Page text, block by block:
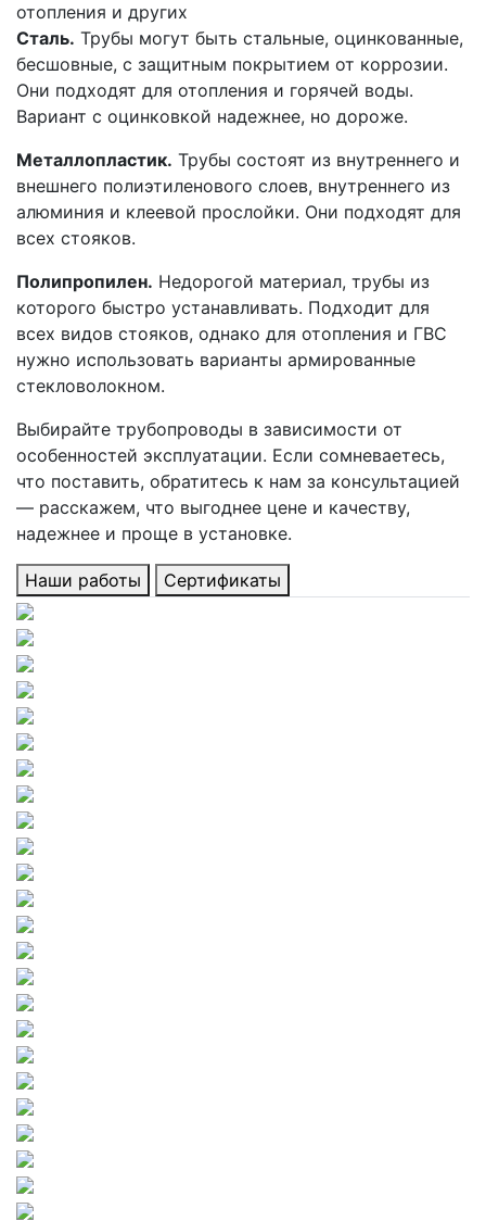
отопления и других
Сталь. Трубы могут быть стальные, оцинкованные,
бесшовные, с защитным покрытием от коррозии.
Они подходят для отопления и горячей воды.
Вариант с оцинковкой надежнее, но дороже.
Металлопластик. Трубы состоят из внутреннего и
внешнего полиэтиленового слоев, внутреннего из
алюминия и клеевой прослойки. Они подходят для
всех стояков.
Полипропилен. Недорогой материал, трубы из
которого быстро устанавливать. Подходит для
всех видов стояков, однако для отопления и ГВС
нужно использовать варианты армированные
стекловолокном.
Выбирайте трубопроводы в зависимости от
особенностей эксплуатации. Если сомневаетесь,
что поставить, обратитесь к нам за консультацией
— расскажем, что выгоднее цене и качеству,
надежнее и проще в установке.
Наши работы Сертификаты